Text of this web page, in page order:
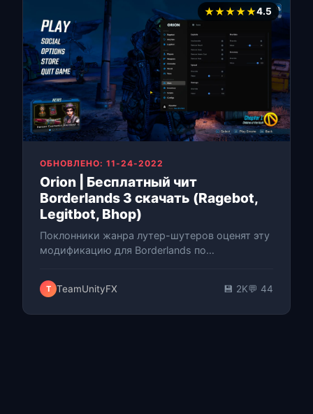
★★★★★4.5
ОБНОВЛЕНО: 11-24-2022
Orion | Бесплатный чит
Borderlands 3 скачать (Ragebot,
Legitbot, Bhop)
Поклонники жанра лутер-шутеров оценят эту
модификацию для Borderlands по
вдохновлено известным проектом Neverlose
из сце…
T TeamUnityFX 💾 2K💬 44